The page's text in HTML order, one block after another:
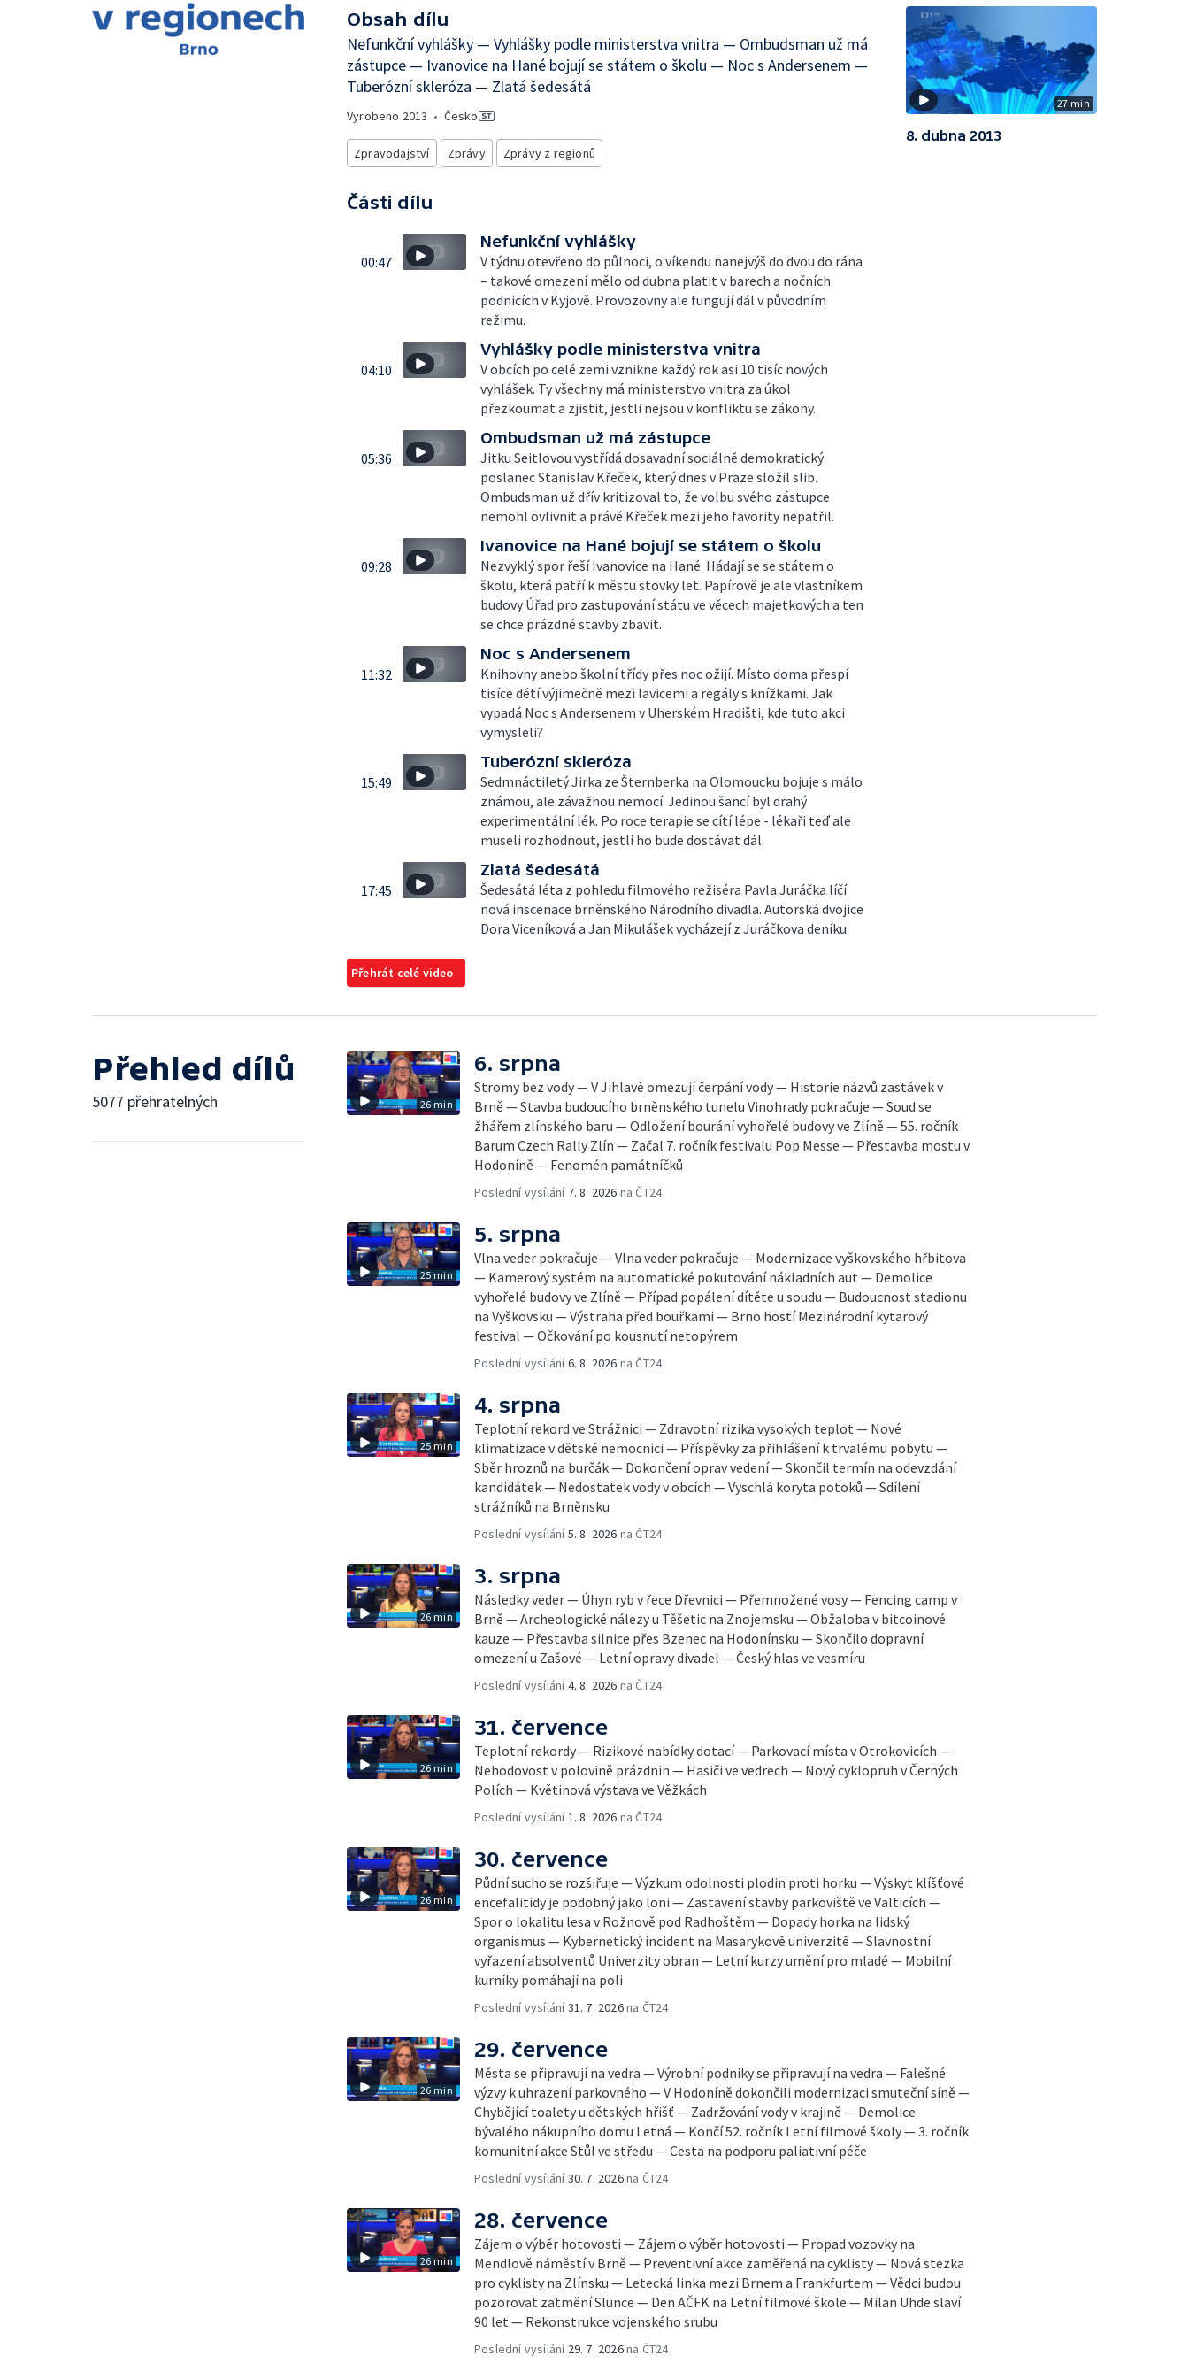
Obsah dílu
Nefunkční vyhlášky — Vyhlášky podle ministerstva vnitra — Ombudsman už má
zástupce — Ivanovice na Hané bojují se státem o školu — Noc s Andersenem —
Tuberózní skleróza — Zlatá šedesátá
Vyrobeno 2013 • Česko
Zpravodajství Zprávy Zprávy z regionů
Části dílu
00:47
Nefunkční vyhlášky
V týdnu otevřeno do půlnoci, o víkendu nanejvýš do dvou do rána
– takové omezení mělo od dubna platit v barech a nočních
podnicích v Kyjově. Provozovny ale fungují dál v původním
režimu.
04:10
Vyhlášky podle ministerstva vnitra
V obcích po celé zemi vznikne každý rok asi 10 tisíc nových
vyhlášek. Ty všechny má ministerstvo vnitra za úkol
přezkoumat a zjistit, jestli nejsou v konfliktu se zákony.
05:36
Ombudsman už má zástupce
Jitku Seitlovou vystřídá dosavadní sociálně demokratický
poslanec Stanislav Křeček, který dnes v Praze složil slib.
Ombudsman už dřív kritizoval to, že volbu svého zástupce
nemohl ovlivnit a právě Křeček mezi jeho favority nepatřil.
09:28
Ivanovice na Hané bojují se státem o školu
Nezvyklý spor řeší Ivanovice na Hané. Hádají se se státem o
školu, která patří k městu stovky let. Papírově je ale vlastníkem
budovy Úřad pro zastupování státu ve věcech majetkových a ten
se chce prázdné stavby zbavit.
11:32
Noc s Andersenem
Knihovny anebo školní třídy přes noc ožijí. Místo doma přespí
tisíce dětí výjimečně mezi lavicemi a regály s knížkami. Jak
vypadá Noc s Andersenem v Uherském Hradišti, kde tuto akci
vymysleli?
15:49
Tuberózní skleróza
Sedmnáctiletý Jirka ze Šternberka na Olomoucku bojuje s málo
známou, ale závažnou nemocí. Jedinou šancí byl drahý
experimentální lék. Po roce terapie se cítí lépe - lékaři teď ale
museli rozhodnout, jestli ho bude dostávat dál.
17:45
Zlatá šedesátá
Šedesátá léta z pohledu filmového režiséra Pavla Juráčka líčí
nová inscenace brněnského Národního divadla. Autorská dvojice
Dora Viceníková a Jan Mikulášek vycházejí z Juráčkova deníku.
Přehrát celé video
27 min
8. dubna 2013
Přehled dílů
5077 přehratelných 26 min
6. srpna
Stromy bez vody — V Jihlavě omezují čerpání vody — Historie názvů zastávek v
Brně — Stavba budoucího brněnského tunelu Vinohrady pokračuje — Soud se
žhářem zlínského baru — Odložení bourání vyhořelé budovy ve Zlíně — 55. ročník
Barum Czech Rally Zlín — Začal 7. ročník festivalu Pop Messe — Přestavba mostu v
Hodoníně — Fenomén památníčků
Poslední vysílání 7. 8. 2026 na ČT24
25 min
5. srpna
Vlna veder pokračuje — Vlna veder pokračuje — Modernizace vyškovského hřbitova
— Kamerový systém na automatické pokutování nákladních aut — Demolice
vyhořelé budovy ve Zlíně — Případ popálení dítěte u soudu — Budoucnost stadionu
na Vyškovsku — Výstraha před bouřkami — Brno hostí Mezinárodní kytarový
festival — Očkování po kousnutí netopýrem
Poslední vysílání6. 8. 2026 na ČT24
25 min
4. srpna
Teplotní rekord ve Strážnici — Zdravotní rizika vysokých teplot — Nové
klimatizace v dětské nemocnici — Příspěvky za přihlášení k trvalému pobytu —
Sběr hroznů na burčák — Dokončení oprav vedení — Skončil termín na odevzdání
kandidátek — Nedostatek vody v obcích — Vyschlá koryta potoků — Sdílení
strážníků na Brněnsku
Poslední vysílání5. 8. 2026 na ČT24
26 min
3. srpna
Následky veder — Úhyn ryb v řece Dřevnici — Přemnožené vosy — Fencing camp v
Brně — Archeologické nálezy u Těšetic na Znojemsku — Obžaloba v bitcoinové
kauze — Přestavba silnice přes Bzenec na Hodonínsku — Skončilo dopravní
omezení u Zašové — Letní opravy divadel — Český hlas ve vesmíru
Poslední vysílání4. 8. 2026 na ČT24
26 min
31. července
Teplotní rekordy — Rizikové nabídky dotací — Parkovací místa v Otrokovicích —
Nehodovost v polovině prázdnin — Hasiči ve vedrech — Nový cyklopruh v Černých
Polích — Květinová výstava ve Věžkách
Poslední vysílání1. 8. 2026 na ČT24
26 min
30. července
Půdní sucho se rozšiřuje — Výzkum odolnosti plodin proti horku — Výskyt klíšťové
encefalitidy je podobný jako loni — Zastavení stavby parkoviště ve Valticích —
Spor o lokalitu lesa v Rožnově pod Radhoštěm — Dopady horka na lidský
organismus — Kybernetický incident na Masarykově univerzitě — Slavnostní
vyřazení absolventů Univerzity obran — Letní kurzy umění pro mladé — Mobilní
kurníky pomáhají na poli
Poslední vysílání31. 7. 2026na ČT24
26 min
29. července
Města se připravují na vedra — Výrobní podniky se připravují na vedra — Falešné
výzvy k uhrazení parkovného — V Hodoníně dokončili modernizaci smuteční síně —
Chybějící toalety u dětských hřišť — Zadržování vody v krajině — Demolice
bývalého nákupního domu Letná — Končí 52. ročník Letní filmové školy — 3. ročník
komunitní akce Stůl ve středu — Cesta na podporu paliativní péče
Poslední vysílání30. 7. 2026na ČT24
26 min
28. července
Zájem o výběr hotovosti — Zájem o výběr hotovosti — Propad vozovky na
Mendlově náměstí v Brně — Preventivní akce zaměřená na cyklisty — Nová stezka
pro cyklisty na Zlínsku — Letecká linka mezi Brnem a Frankfurtem — Vědci budou
pozorovat zatmění Slunce — Den AČFK na Letní filmové škole — Milan Uhde slaví
90 let — Rekonstrukce vojenského srubu
Poslední vysílání 29. 7. 2026na ČT24